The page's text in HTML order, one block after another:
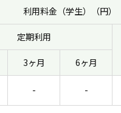
利用料金（学生）（円）
定期利用
3ヶ月 6ヶ月
- -